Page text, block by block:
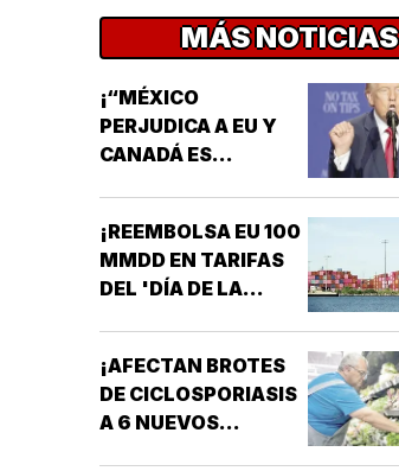
MÁS NOTICIAS
¡“MÉXICO
PERJUDICA A EU Y
CANADÁ ES
¡REEMBOLSA EU 100
MMDD EN TARIFAS
DEL 'DÍA DE LA
¡AFECTAN BROTES
DE CICLOSPORIASIS
A 6 NUEVOS